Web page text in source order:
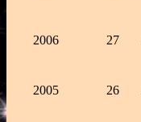
2006 27
2005 26